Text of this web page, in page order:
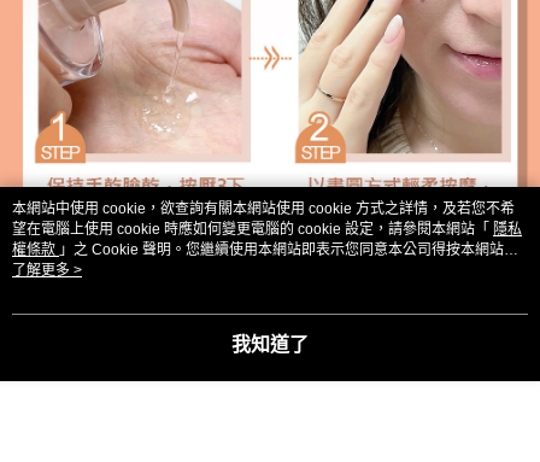
本網站中使用 cookie，欲查詢有關本網站使用 cookie 方式之詳情，及若您不希
望在電腦上使用 cookie 時應如何變更電腦的 cookie 設定，請參閱本網站「 隱私
權條款 」之 Cookie 聲明。您繼續使用本網站即表示您同意本公司得按本網站使
用條款之 Cookie 聲明使用 cookie。
了解更多 >
我知道了